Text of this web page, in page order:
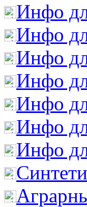
Инфо
Инфо
Инфо
Инфо
Инфо
Инфо
Инфо